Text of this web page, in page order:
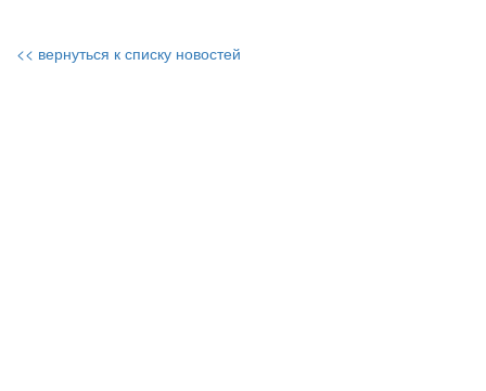
<< вернуться к списку новостей